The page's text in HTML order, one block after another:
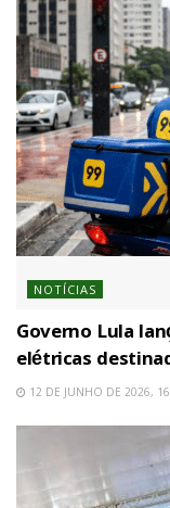
NOTÍCIAS
Governo Lula
elétricas
12 DE JUNHO DE 2026,